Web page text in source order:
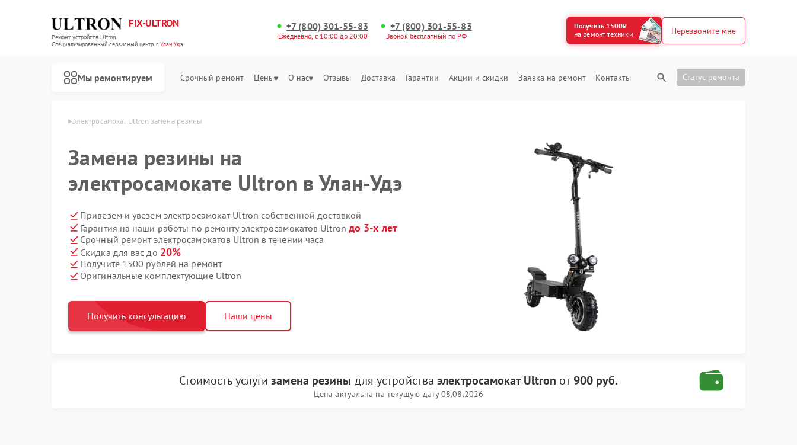
FIX-ULTRON
Ремонт устройств Ultron
Специализированный cервисный центр г.Улан-Удэ
+7 (800) 301-55-83
Ежедневно, с 10:00 до 20:00
+7 (800) 301-55-83
Звонок бесплатный по РФ
Получить 1500₽
на ремонт техники
Перезвоните мне
Мы ремонтируем Срочный ремонт Цены О нас Отзывы Доставка Гарантии Акции и скидки Заявка на ремонт Контакты Статус ремонта
Электросамокат Ultron замена резины
Замена резины на
электросамокате Ultron в Улан-Удэ
Привезем и увезем электросамокат Ultron собственной доставкой
Гарантия на наши работы по ремонту электросамокатов Ultron до 3-х лет
Срочный ремонт электросамокатов Ultron в течении часа
Скидка для вас до 20%
Получите 1500 рублей на ремонт
Оригинальные комплектующие Ultron
Получить консультацию Наши цены
Стоимость услугизамена резины для устройстваэлектросамокат Ultron от 900 руб.
Цена актуальна на текущую дату 08.08.2026